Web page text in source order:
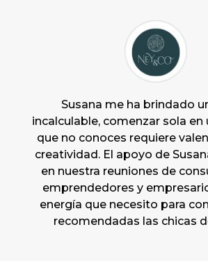
Susana me ha brindado
incalculable, comenzar sola en
que no conoces requiere
creatividad. El apoyo de
en nuestra reuniones de
emprendedores y
energía que necesito para
recomendadas las chicas